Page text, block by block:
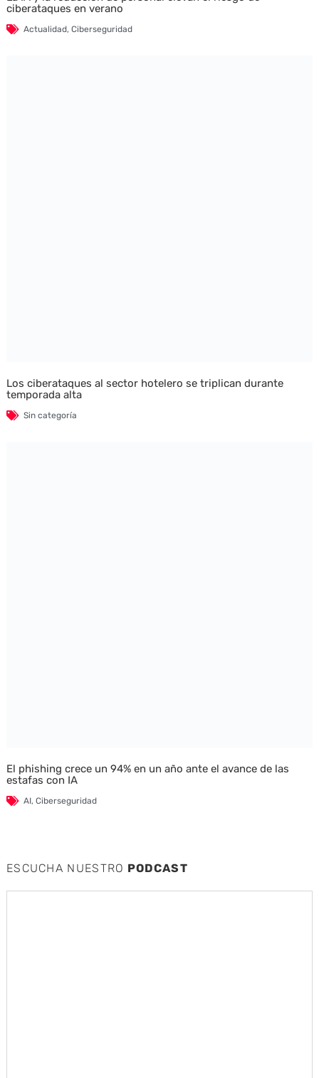
ciberataques en verano
Actualidad, Ciberseguridad
Los ciberataques al sector hotelero se triplican durante
temporada alta
Sin categoría
El phishing crece un 94% en un año ante el avance de las
estafas con IA
AI, Ciberseguridad
ESCUCHA NUESTRO PODCAST